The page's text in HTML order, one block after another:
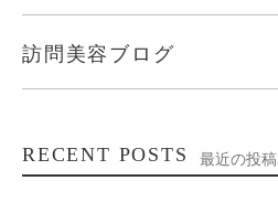
訪問美容ブログ
RECENT POSTS 最近の投稿